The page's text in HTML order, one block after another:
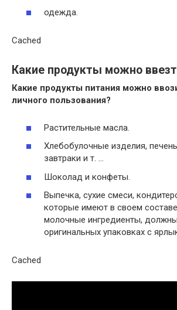
одежда.
Cached
Какие продукты можно
Какие продукты питания можно
личного пользования?
Растительные масла.
Хлебобулочные изделия,
завтраки и т. …
Шоколад и конфеты.
Выпечка, сухие смеси,
которые имеют в своем
молочные ингредиенты,
оригинальных упаковках с
Cached